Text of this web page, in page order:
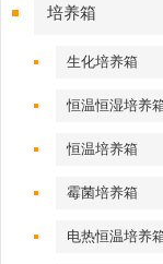
培养箱
生化培养箱
恒温恒湿培养
恒温培养箱
霉菌培养箱
电热恒温培养